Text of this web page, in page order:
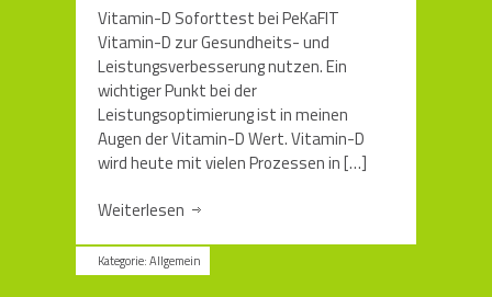
Vitamin-D Soforttest bei PeKaFIT
Vitamin-D zur Gesundheits- und
Leistungsverbesserung nutzen. Ein
wichtiger Punkt bei der
Leistungsoptimierung ist in meinen
Augen der Vitamin-D Wert. Vitamin-D
wird heute mit vielen Prozessen in[…]
Weiterlesen
Kategorie:Allgemein